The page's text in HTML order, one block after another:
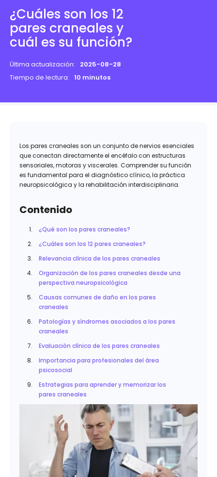
¿Cuáles son los 12
pares craneales y
cuál es su función?
Última actualización:
2025-08-28
Tiempo de lectura: 10 minutos
Los pares craneales son un conjunto de nervios esenciales
que conectan directamente el encéfalo con estructuras
sensoriales, motoras y viscerales. Comprender su función
es fundamental para el diagnóstico clínico, la práctica
neuropsicológica y la rehabilitación interdisciplinaria.
Contenido
¿Qué son los pares craneales?
¿Cuáles son los 12 pares craneales?
Relevancia clínica de los pares craneales
Organización de los pares craneales desde una
perspectiva neuropsicológica
Causas comunes de daño en los pares
craneales
Patologías y síndromes asociados a los pares
craneales
Evaluación clínica de los pares craneales
Importancia para profesionales del área
psicosocial
Estrategias para aprender y memorizar los
pares craneales